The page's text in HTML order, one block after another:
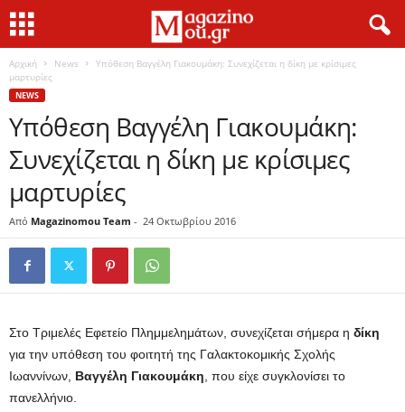
Αρχική News
Υπόθεση Βαγγέλη Γιακουμάκη: Συνεχίζεται η δίκη με κρίσιμες
μαρτυρίες
NEWS
Υπόθεση Βαγγέλη Γιακουμάκη:
Συνεχίζεται η δίκη με κρίσιμες
μαρτυρίες
Από Magazinomou Team - 24 Οκτωβρίου 2016
Στο Τριμελές Εφετείο Πλημμελημάτων, συνεχίζεται σήμερα η δίκη
για την υπόθεση του φοιτητή της Γαλακτοκομικής Σχολής
Ιωαννίνων, Βαγγέλη Γιακουμάκη , που είχε συγκλονίσει το
πανελλήνιο.